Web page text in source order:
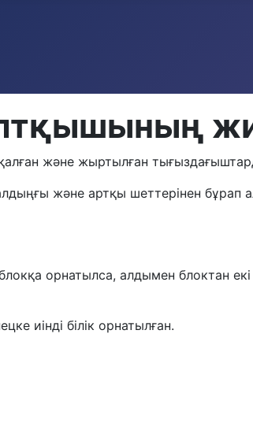
және жыртылған
және артқы шеттерінен
орнатылса, алдымен блоктан
иінді білік орнатылған.